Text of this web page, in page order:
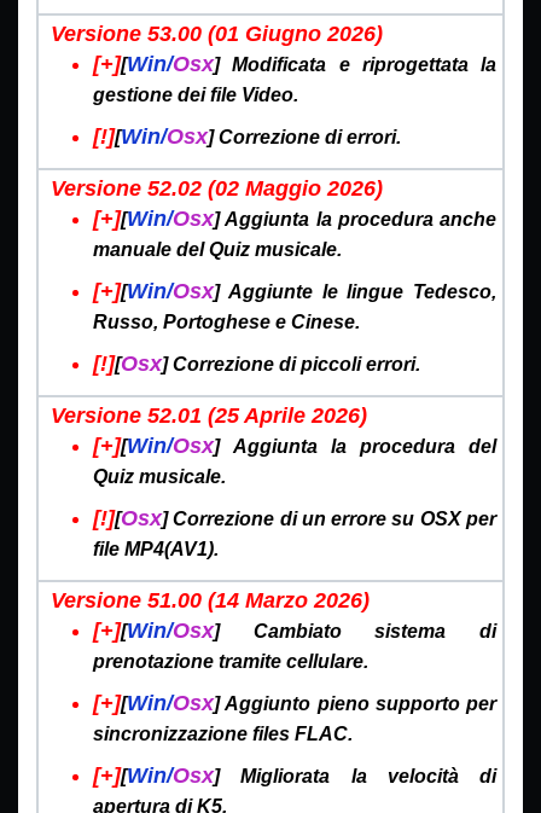
Versione 53.00 (01 Giugno 2026)
[+][Win/Osx] Modificata e riprogettata la
gestione dei file Video.
[!][Win/Osx] Correzione di errori.
Versione 52.02 (02 Maggio 2026)
[+][Win/Osx] Aggiunta la procedura anche
manuale del Quiz musicale.
[+][Win/Osx] Aggiunte le lingue Tedesco,
Russo, Portoghese e Cinese.
[!][Osx] Correzione di piccoli errori.
Versione 52.01 (25 Aprile 2026)
[+][Win/Osx] Aggiunta la procedura del
Quiz musicale.
[!][Osx] Correzione di un errore su OSX per
file MP4(AV1).
Versione 51.00 (14 Marzo 2026)
[+][Win/Osx] Cambiato sistema di
prenotazione tramite cellulare.
[+][Win/Osx] Aggiunto pieno supporto per
sincronizzazione files FLAC.
[+][Win/Osx] Migliorata la velocità di
apertura di K5.